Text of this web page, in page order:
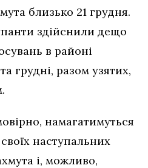
близько 21 грудня.
здійснили дещо
в районі
грудні, разом узятих,
намагатимуться
наступальних
і, можливо,